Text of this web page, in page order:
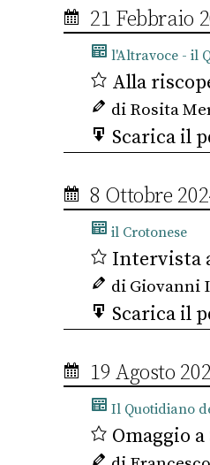
21 Febbraio
l'Altravoce - il
Alla
di Rosita
Scarica il
8 Ottobre
il Crotonese
Intervista
di Giovanni
Scarica il
19 Agosto
Il Quotidiano
Omaggio